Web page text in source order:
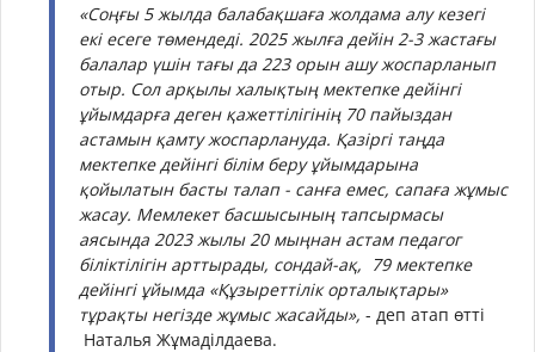
«Соңғы 5 жылда балабақшаға жолдама алу кезегі
екі есеге төмендеді. 2025 жылға дейін 2-3 жастағы
балалар үшін тағы да 223 орын ашу жоспарланып
отыр. Сол арқылы халықтың мектепке дейінгі
ұйымдарға деген қажеттілігінің 70 пайыздан
астамын қамту жоспарлануда. Қазіргі таңда
мектепке дейінгі білім беру ұйымдарына
қойылатын басты талап - санға емес, сапаға жұмыс
жасау. Мемлекет басшысының тапсырмасы
аясында 2023 жылы 20 мыңнан астам педагог
біліктілігін арттырады, сондай-ақ, 79 мектепке
дейінгі ұйымда «Құзыреттілік орталықтары»
тұрақты негізде жұмыс жасайды», - деп атап өтті
Наталья Жұмаділдаева.